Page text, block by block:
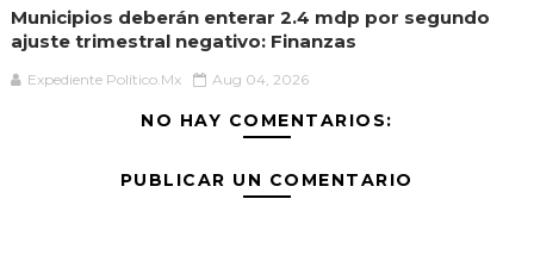
Municipios deberán enterar 2.4 mdp por segundo
ajuste trimestral negativo: Finanzas
Expediente Político.Mx Aug 04, 2026
NO HAY COMENTARIOS:
PUBLICAR UN COMENTARIO